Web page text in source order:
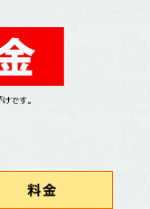
料金